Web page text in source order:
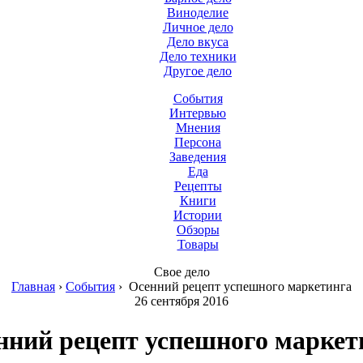
Виноделие
Личное дело
Дело вкуса
Дело техники
Другое дело
События
Интервью
Мнения
Персона
Заведения
Еда
Рецепты
Книги
Истории
Обзоры
Товары
Свое дело
Главная › События › Осенний рецепт успешного маркетинга
26 сентября 2016
рецепт успешного